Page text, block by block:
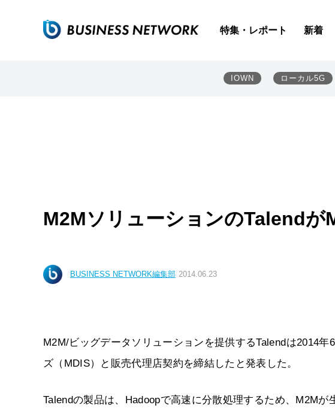
特集・レポート 新着
IOWN ローカル5G
M2MソリューションのTalendが
BUSINESS NETWORK編集部 2014.06.23
M2M/ビッグデータソリューションを提供するTalendは2014
ズ（MDIS）と販売代理店契約を締結したと発表した。
Talendの製品は、Hadoopで高速に分散処理するため、M2M